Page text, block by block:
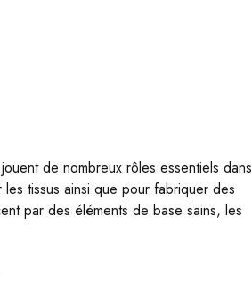
de nombreux rôles essentiels dans
tissus ainsi que pour fabriquer des
par des éléments de base sains, les